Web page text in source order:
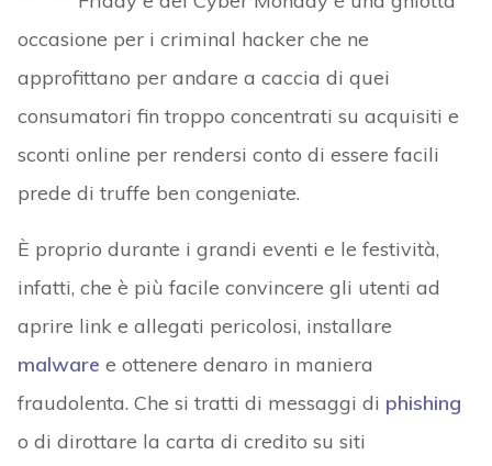
occasione per i criminal hacker che ne
approfittano per andare a caccia di quei
consumatori fin troppo concentrati su acquisiti e
sconti online per rendersi conto di essere facili
prede di truffe ben congeniate.
È proprio durante i grandi eventi e le festività,
infatti, che è più facile convincere gli utenti ad
aprire link e allegati pericolosi, installare
malware e ottenere denaro in maniera
fraudolenta. Che si tratti di messaggi di phishing
o di dirottare la carta di credito su siti